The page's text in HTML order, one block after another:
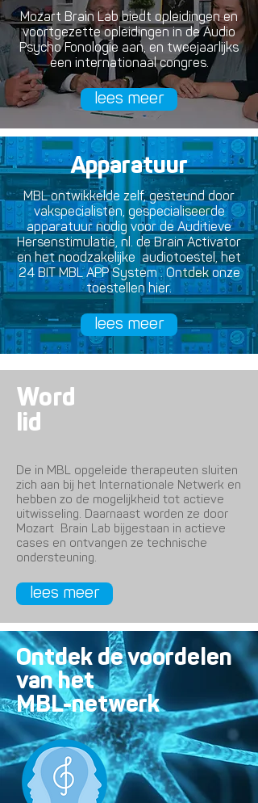
Mozart Brain Lab biedt opleidingen en
voortgezette opleidingen in de Audio
Psycho Fonologie aan, en tweejaarlijks
een internationaal congres.
lees meer
Apparatuur
MBL ontwikkelde zelf, gesteund door
vakspecialisten, gespecialiseerde
apparatuur nodig voor de Auditieve
Hersenstimulatie, nl. de Brain Activator
en het noodzakelijke audiotoestel, het
24 BIT MBL APP System . Ontdek onze
toestellen hier.
lees meer
Word
lid
De in MBL opgeleide therapeuten sluiten
zich aan bij het Internationale Netwerk en
hebben zo de mogelijkheid tot actieve
uitwisseling. Daarnaast worden ze door
Mozart Brain Lab bijgestaan in actieve
cases en ontvangen ze technische
ondersteuning.
lees meer
Ontdek de voordelen
van het
MBL-netwerk